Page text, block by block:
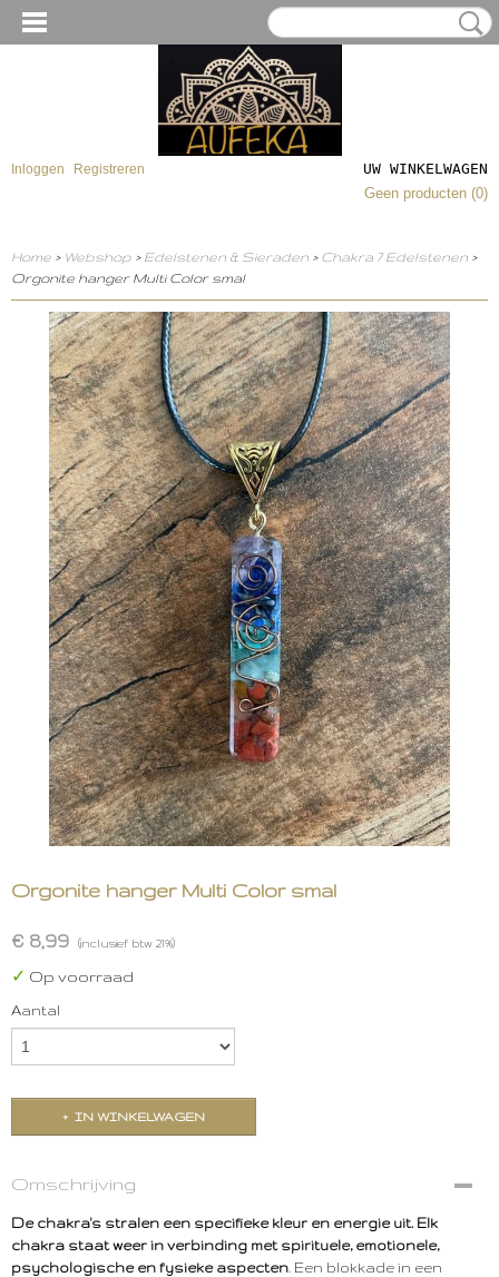
Inloggen Registreren
UW WINKELWAGEN
Geen producten (0)
Home > Webshop > Edelstenen & Sieraden > Chakra 7 Edelstenen >
Orgonite hanger Multi Color smal
Orgonite hanger Multi Color smal
€ 8,99 (inclusief btw 21%)
✓ Op voorraad
Aantal
IN WINKELWAGEN
Omschrijving
De chakra's stralen een specifieke kleur en energie uit. Elk
chakra staat weer in verbinding met spirituele, emotionele,
psychologische en fysieke aspecten . Een blokkade in een